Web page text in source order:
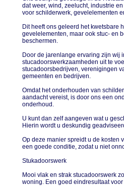
dat weer, wind, zeelucht, industrie
voor schilderwerk, gevelelementen
Dit heeft ons geleerd het kwetsbare
gevelelementen, maar ook stuc- en
beschermen.
Door de jarenlange ervaring zijn wij
stucadoorswerkzaamheden uit te
stucadoorsbedrijven, verenigingen
gemeenten en bedrijven.
Omdat het onderhouden van
aandacht vereist, is door ons een
onderhoud.
U kunt dan zelf aangeven wat u
Hierin wordt u deskundig
Op deze manier spreidt u de kosten
een goede conditie, zodat u niet
Stukadoorswerk
Mooi vlak en strak stucadoorswerk
woning. Een goed eindresultaat